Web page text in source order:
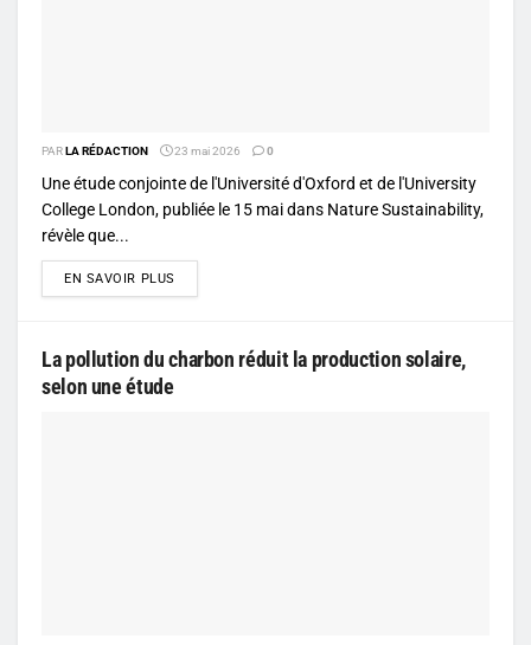
PARLA RÉDACTION 23 mai 2026 0
Une étude conjointe de l'Université d'Oxford et de l'University
College London, publiée le 15 mai dans Nature Sustainability,
révèle que...
EN SAVOIR PLUS
La pollution du charbon réduit la production solaire,
selon une étude